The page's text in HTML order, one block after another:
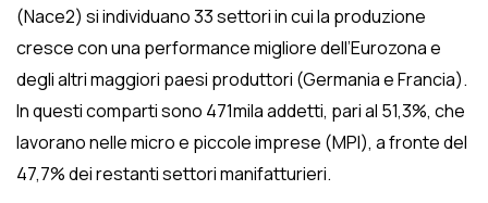
(Nace2) si individuano 33 settori in cui la produzione
cresce con una performance migliore dell’Eurozona e
degli altri maggiori paesi produttori (Germania e Francia).
In questi comparti sono 471mila addetti, pari al 51,3%, che
lavorano nelle micro e piccole imprese (MPI), a fronte del
47,7% dei restanti settori manifatturieri.